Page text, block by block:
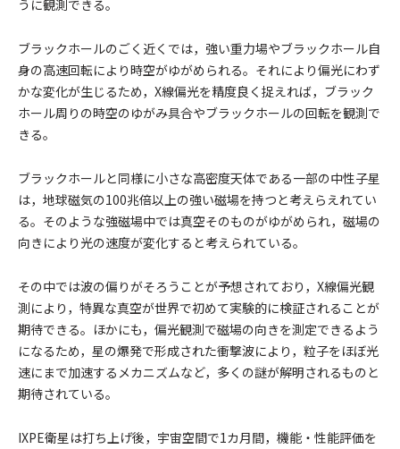
うに観測できる。
ブラックホールのごく近くでは，強い重力場やブラックホール自
身の高速回転により時空がゆがめられる。それにより偏光にわず
かな変化が生じるため，X線偏光を精度良く捉えれば，ブラック
ホール周りの時空のゆがみ具合やブラックホールの回転を観測で
きる。
ブラックホールと同様に小さな高密度天体である一部の中性子星
は，地球磁気の100兆倍以上の強い磁場を持つと考えらえれてい
る。そのような強磁場中では真空そのものがゆがめられ，磁場の
向きにより光の速度が変化すると考えられている。
その中では波の偏りがそろうことが予想されており，X線偏光観
測により，特異な真空が世界で初めて実験的に検証されることが
期待できる。ほかにも，偏光観測で磁場の向きを測定できるよう
になるため，星の爆発で形成された衝撃波により，粒子をほぼ光
速にまで加速するメカニズムなど，多くの謎が解明されるものと
期待されている。
IXPE衛星は打ち上げ後，宇宙空間で1カ月間，機能・性能評価を